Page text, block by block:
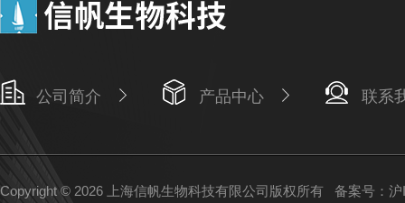
公司简介 产品中心 联系
Copyright © 2026 上海信帆生物科技有限公司版权所有 备案号：